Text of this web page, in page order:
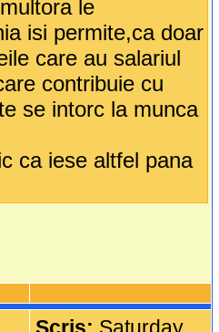
le
isi permite,ca doar
care au salariul
contribuie cu
se intorc la munca
ca iese altfel pana